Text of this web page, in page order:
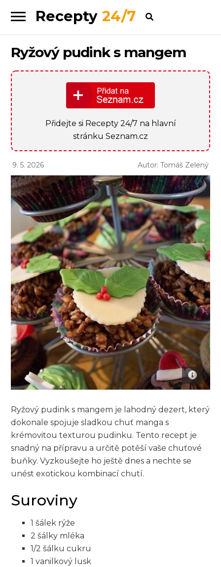
Skip
to
navigation
Skip
to
content
Recepty 24/7
Ryžový pudink s mangem
Přidejte si Recepty 24/7 na hlavní
stránku Seznam.cz
9. 5. 2026 Autor: Tomáš Zelený
Ryžový pudink s mangem je lahodný dezert, který
dokonale spojuje sladkou chuť manga s
krémovitou texturou pudinku. Tento recept je
snadný na přípravu a určitě potěší vaše chuťové
buňky. Vyzkoušejte ho ještě dnes a nechte se
unést exotickou kombinací chutí.
Suroviny
1 šálek rýže
2 šálky mléka
1/2 šálku cukru
1 vanilkový lusk